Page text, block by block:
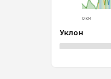
0 км
Уклон